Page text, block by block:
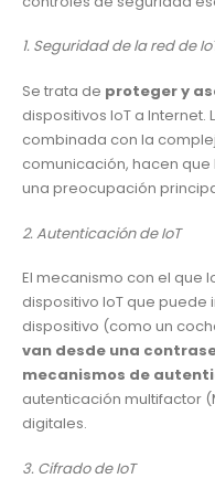
1. Seguridad de la red de
Se trata de proteger y
dispositivos IoT a
combinada con la
comunicación, hacen
una preocupación
2. Autenticación de IoT
El mecanismo con el que
dispositivo IoT que puede
dispositivo (como un
van desde una
mecanismos de
autenticación multifactor
digitales.
3. Cifrado de IoT